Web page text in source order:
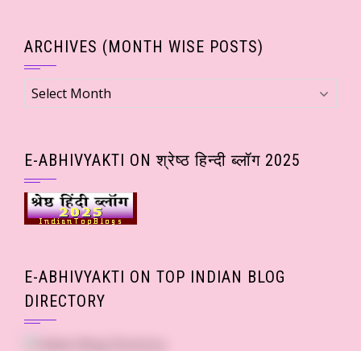
ARCHIVES (MONTH WISE POSTS)
Archives
(Month
E-ABHIVYAKTI ON श्रेष्ठ हिन्दी ब्लॉग 2025
E-ABHIVYAKTI ON TOP INDIAN BLOG
DIRECTORY